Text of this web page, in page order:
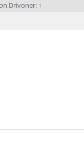
Drivoner: ↑